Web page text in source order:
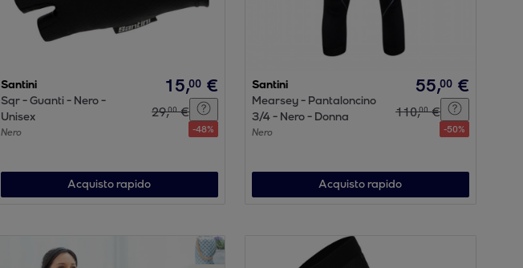
Santini
Sqr - Guanti - Nero -
Unisex
Nero
15,00 €
29,00 €
-48%
Acquisto rapido
Santini
Mearsey - Pantaloncino
3/4 - Nero - Donna
Nero
55,00 €
110,00 €
-50%
Acquisto rapido